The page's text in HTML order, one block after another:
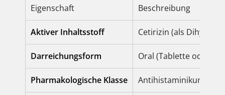
Eigenschaft Beschreibung
Aktiver Inhaltsstoff Cetirizin (als
Darreichungsform Oral (Tablette oder
Pharmakologische Klasse Antihistaminikum der